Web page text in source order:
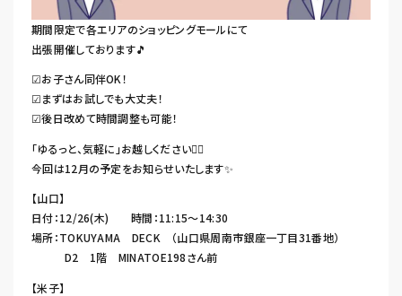
期間限定で各エリアのショッピングモールにて
出張開催しております🎵
☑お子さん同伴OK！
☑まずはお試しでも大丈夫！
☑後日改めて時間調整も可能！
「ゆるっと、気軽に」お越しください🙆‍♀️
今回は12月の予定をお知らせいたします✨
【山口】
日付：12/26(木) 時間：11:15～14:30
場所：TOKUYAMA DECK （山口県周南市銀座一丁目31番地）
D2 1階 MINATOE198さん前
【米子】